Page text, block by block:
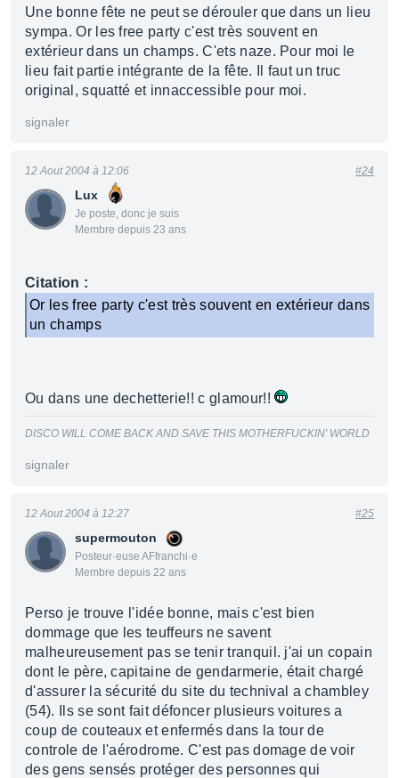
Une bonne fête ne peut se dérouler que dans un lieu
sympa. Or les free party c'est très souvent en
extérieur dans un champs. C'ets naze. Pour moi le
lieu fait partie intégrante de la fête. Il faut un truc
original, squatté et innaccessible pour moi.
signaler
Lux
Je poste, donc je suis
Membre depuis 23 ans
12 Aout 2004 à 12:06 #24
Citation :
Or les free party c'est très souvent en extérieur dans
un champs
Ou dans une dechetterie!! c glamour!!
DISCO WILL COME BACK AND SAVE THIS MOTHERFUCKIN' WORLD
signaler
supermouton
Posteur·euse AFfranchi·e
Membre depuis 22 ans
12 Aout 2004 à 12:27 #25
Perso je trouve l'idée bonne, mais c'est bien
dommage que les teuffeurs ne savent
malheureusement pas se tenir tranquil. j'ai un copain
dont le père, capitaine de gendarmerie, était chargé
d'assurer la sécurité du site du technival a chambley
(54). Ils se sont fait défoncer plusieurs voitures a
coup de couteaux et enfermés dans la tour de
controle de l'aérodrome. C'est pas domage de voir
des gens sensés protéger des personnes qui